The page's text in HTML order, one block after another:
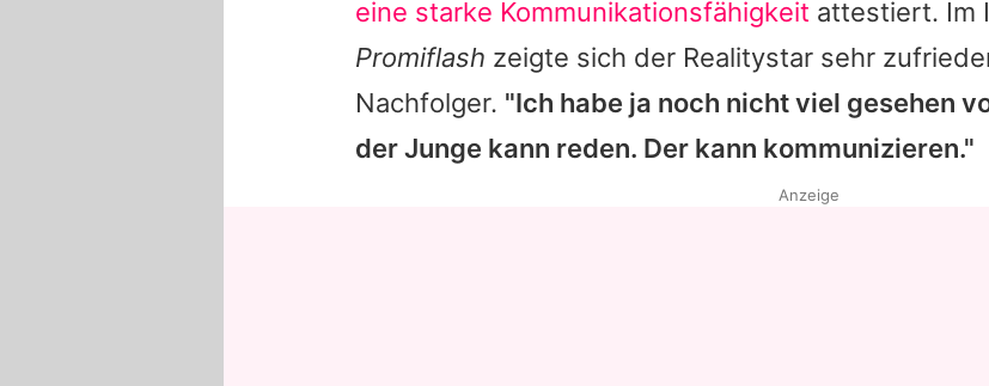
eine starke Kommunikationsfähigkeit attestiert. Im
Promiflash zeigte sich der Realitystar sehr
Nachfolger. "Ich habe ja noch nicht viel gesehen
der Junge kann reden. Der kann kommunizieren."
Anzeige